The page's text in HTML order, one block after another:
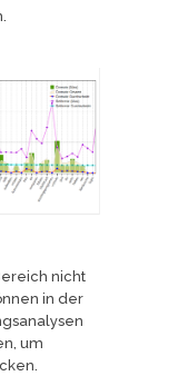
nicht
in der
um